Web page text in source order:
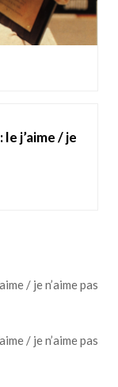
j’aime / je